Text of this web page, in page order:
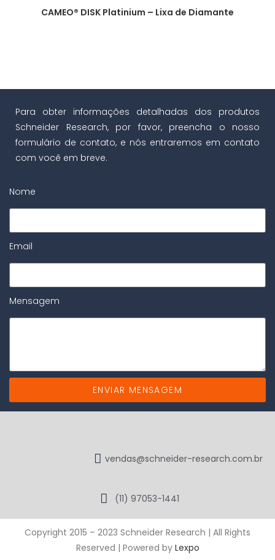
CAMEO® DISK Platinium – Lixa de Diamante
Para obter informações detalhadas dos produtos
Schneider Research, por favor, preencha o nosso
formulário de contato, e nós entraremos em contato
com você em breve.
Nome
Email
Mensagem
ENVIAR MENSAGEM
vendas@schneider-research.com.br
(11) 97053-1441
Copyright 2015 – 2023 Schneider Research | All Rights
Reserved | Powered by Lexpo